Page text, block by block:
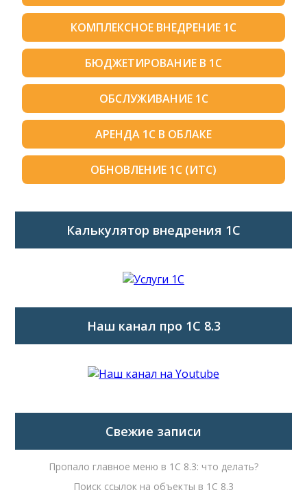
КОМПЛЕКСНОЕ ВНЕДРЕНИЕ 1С
БЮДЖЕТИРОВАНИЕ В 1С
ОБСЛУЖИВАНИЕ 1С
АРЕНДА 1С В ОБЛАКЕ
ОБНОВЛЕНИЕ 1С (ИТС)
Калькулятор внедрения 1C
Наш канал про 1С 8.3
Свежие записи
Пропало главное меню в 1С 8.3: что делать?
Поиск ссылок на объекты в 1С 8.3